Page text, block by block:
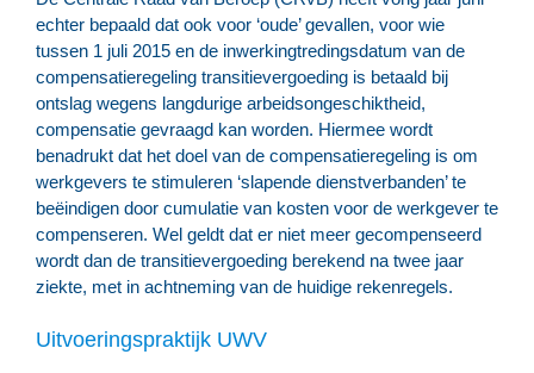
echter bepaald dat ook voor ‘oude’ gevallen, voor wie
tussen 1 juli 2015 en de inwerkingtredingsdatum van de
compensatieregeling transitievergoeding is betaald bij
ontslag wegens langdurige arbeidsongeschiktheid,
compensatie gevraagd kan worden. Hiermee wordt
benadrukt dat het doel van de compensatieregeling is om
werkgevers te stimuleren ‘slapende dienstverbanden’ te
beëindigen door cumulatie van kosten voor de werkgever te
compenseren. Wel geldt dat er niet meer gecompenseerd
wordt dan de transitievergoeding berekend na twee jaar
ziekte, met in achtneming van de huidige rekenregels.
Uitvoeringspraktijk UWV